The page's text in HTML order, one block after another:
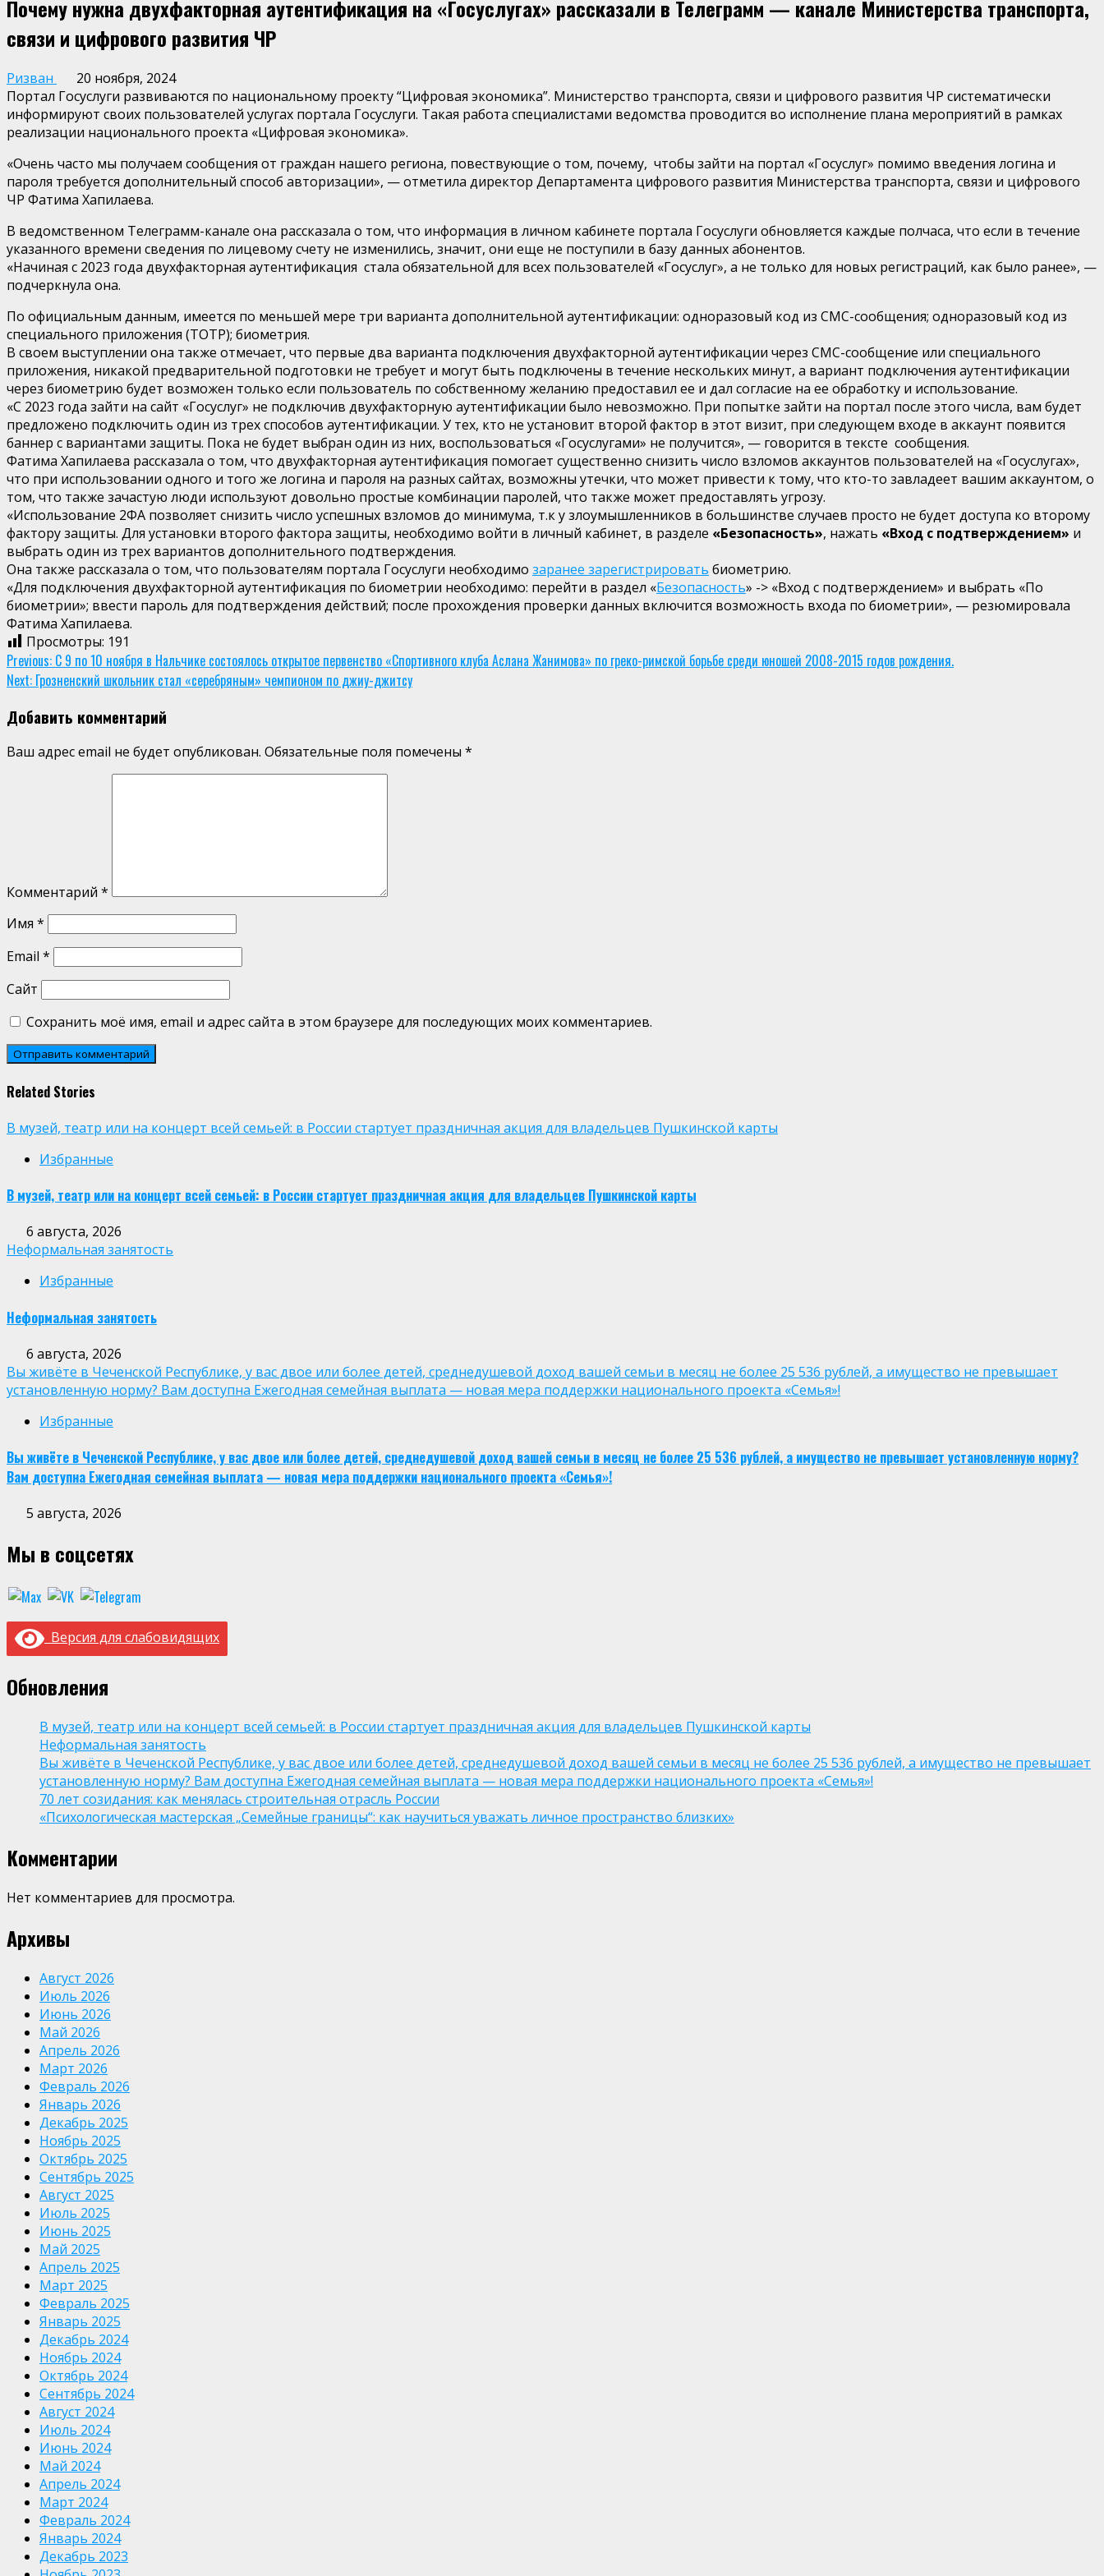
Почему нужна двухфакторная аутентификация на «Госуслугах» рассказали в Телеграмм — канале Министерства транспорта,
связи и цифрового развития ЧР
Ризван
20 ноября, 2024
Портал Госуслуги развиваются по национальному проекту “Цифровая экономика”. Министерство транспорта, связи и цифрового развития ЧР систематически
информируют своих пользователей услугах портала Госуслуги. Такая работа специалистами ведомства проводится во исполнение плана мероприятий в рамках
реализации национального проекта «Цифровая экономика».
«Очень часто мы получаем сообщения от граждан нашего региона, повествующие о том, почему, чтобы зайти на портал «Госуслуг» помимо введения логина и
пароля требуется дополнительный способ авторизации», — отметила директор Департамента цифрового развития Министерства транспорта, связи и цифрового
ЧР Фатима Хапилаева.
В ведомственном Телеграмм-канале она рассказала о том, что информация в личном кабинете портала Госуслуги обновляется каждые полчаса, что если в течение
указанного времени сведения по лицевому счету не изменились, значит, они еще не поступили в базу данных абонентов.
«Начиная с 2023 года двухфакторная аутентификация стала обязательной для всех пользователей «Госуслуг», а не только для новых регистраций, как было ранее», —
подчеркнула она.
По официальным данным, имеется по меньшей мере три варианта дополнительной аутентификации: одноразовый код из СМС-сообщения; одноразовый код из
специального приложения (ТОТР); биометрия.
В своем выступлении она также отмечает, что первые два варианта подключения двухфакторной аутентификации через СМС-сообщение или специального
приложения, никакой предварительной подготовки не требует и могут быть подключены в течение нескольких минут, а вариант подключения аутентификации
через биометрию будет возможен только если пользователь по собственному желанию предоставил ее и дал согласие на ее обработку и использование.
«С 2023 года зайти на сайт «Госуслуг» не подключив двухфакторную аутентификации было невозможно. При попытке зайти на портал после этого числа, вам будет
предложено подключить один из трех способов аутентификации. У тех, кто не установит второй фактор в этот визит, при следующем входе в аккаунт появится
баннер с вариантами защиты. Пока не будет выбран один из них, воспользоваться «Госуслугами» не получится», — говорится в тексте сообщения.
Фатима Хапилаева рассказала о том, что двухфакторная аутентификация помогает существенно снизить число взломов аккаунтов пользователей на «Госуслугах»,
что при использовании одного и того же логина и пароля на разных сайтах, возможны утечки, что может привести к тому, что кто-то завладеет вашим аккаунтом, о
том, что также зачастую люди используют довольно простые комбинации паролей, что также может предоставлять угрозу.
«Использование 2ФА позволяет снизить число успешных взломов до минимума, т.к у злоумышленников в большинстве случаев просто не будет доступа ко второму
фактору защиты. Для установки второго фактора защиты, необходимо войти в личный кабинет, в разделе «Безопасность», нажать «Вход с подтверждением» и
выбрать один из трех вариантов дополнительного подтверждения.
Она также рассказала о том, что пользователям портала Госуслуги необходимо заранее зарегистрировать биометрию.
«Для подключения двухфакторной аутентификация по биометрии необходимо: перейти в раздел «Безопасность» -> «Вход с подтверждением» и выбрать «По
биометрии»; ввести пароль для подтверждения действий; после прохождения проверки данных включится возможность входа по биометрии», — резюмировала
Фатима Хапилаева.
Просмотры: 191
Continue
Reading
Previous: С 9 по 10 ноября в Нальчике состоялось открытое первенство «Спортивного клуба Аслана Жанимова» по греко-римской борьбе среди юношей 2008-2015 годов рождения.
Next: Грозненский школьник стал «серебряным» чемпионом по джиу-джитсу
Добавить комментарий
Ваш адрес email не будет опубликован. Обязательные поля помечены *
Комментарий *
Имя *
Email *
Сайт
Сохранить моё имя, email и адрес сайта в этом браузере для последующих моих комментариев.
Related Stories
В музей, театр или на концерт всей семьей: в России стартует праздничная акция для владельцев Пушкинской карты
Избранные
В музей, театр или на концерт всей семьей: в России стартует праздничная акция для владельцев Пушкинской карты
6 августа, 2026
Неформальная занятость
Избранные
Неформальная занятость
6 августа, 2026
Вы живёте в Чеченской Республике, у вас двое или более детей, среднедушевой доход вашей семьи в месяц не более 25 536 рублей, а имущество не превышает
установленную норму? Вам доступна Ежегодная семейная выплата — новая мера поддержки национального проекта «Семья»!
Избранные
Вы живёте в Чеченской Республике, у вас двое или более детей, среднедушевой доход вашей семьи в месяц не более 25 536 рублей, а имущество не превышает установленную норму?
Вам доступна Ежегодная семейная выплата — новая мера поддержки национального проекта «Семья»!
5 августа, 2026
Мы в соцсетях
Версия для слабовидящих
Обновления
В музей, театр или на концерт всей семьей: в России стартует праздничная акция для владельцев Пушкинской карты
Неформальная занятость
Вы живёте в Чеченской Республике, у вас двое или более детей, среднедушевой доход вашей семьи в месяц не более 25 536 рублей, а имущество не превышает
установленную норму? Вам доступна Ежегодная семейная выплата — новая мера поддержки национального проекта «Семья»!
70 лет созидания: как менялась строительная отрасль России
«Психологическая мастерская „Семейные границы“: как научиться уважать личное пространство близких»
Комментарии
Нет комментариев для просмотра.
Архивы
Август 2026
Июль 2026
Июнь 2026
Май 2026
Апрель 2026
Март 2026
Февраль 2026
Январь 2026
Декабрь 2025
Ноябрь 2025
Октябрь 2025
Сентябрь 2025
Август 2025
Июль 2025
Июнь 2025
Май 2025
Апрель 2025
Март 2025
Февраль 2025
Январь 2025
Декабрь 2024
Ноябрь 2024
Октябрь 2024
Сентябрь 2024
Август 2024
Июль 2024
Июнь 2024
Май 2024
Апрель 2024
Март 2024
Февраль 2024
Январь 2024
Декабрь 2023